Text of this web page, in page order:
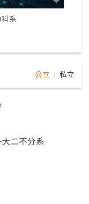
系
公立 私立
二不分系